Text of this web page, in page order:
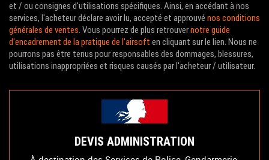
et / ou consignes d'utilisations spécifiques. Ainsi, en accédant à nos
services, l'acheteur déclare avoir lu, accepté et approuvé nos conditions
générales de ventes. Vous pourrez de plus retrouvernotre guide
d'encadrement de la pratique de l'airsoft en cliquant sur le lien. Nous ne
pourrons pas être tenus pour responsables des dommages, blessures,
utilisations inappropriées et risques causés par l'acheteur / utilisateur.
DEVIS ADMINISTRATION